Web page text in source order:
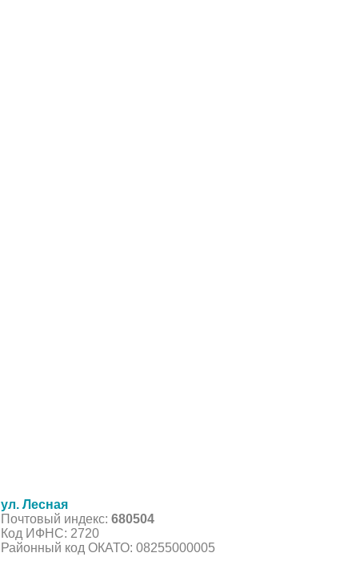
ул. Лесная
Почтовый индекс: 680504
Код ИФНС: 2720
Районный код ОКАТО: 08255000005